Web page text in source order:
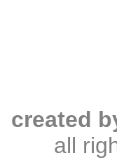
created
all